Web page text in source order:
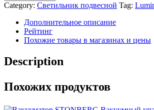
Category: Светильник подвесной Tag:
Дополнительное описание
Рейтинг
Похожие товары в магазинах и цены
Description
Похожих продуктов